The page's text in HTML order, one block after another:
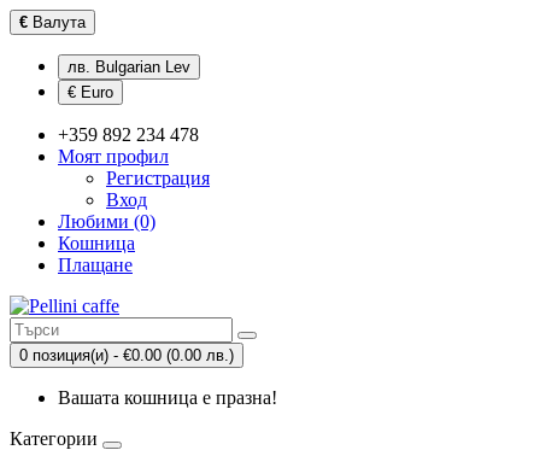
€ Валута
лв. Bulgarian Lev
€ Euro
+359 892 234 478
Моят профил
Регистрация
Вход
Любими (0)
Кошница
Плащане
0 позиция(и) - €0.00 (0.00 лв.)
Вашата кошница е празна!
Категории